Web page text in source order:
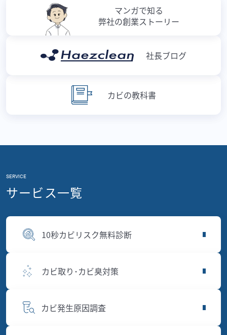
カビの教科書
社長ブログ
マンガで知る
弊社の創業ストーリー
SERVICE
サービス一覧
10秒カビリスク無料診断
カビ取り･カビ臭対策
カビ発生原因調査